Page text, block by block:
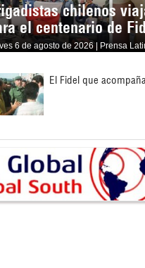
chilenos
el centenario de
6 de agosto de 2026 | Prensa
El Fidel que